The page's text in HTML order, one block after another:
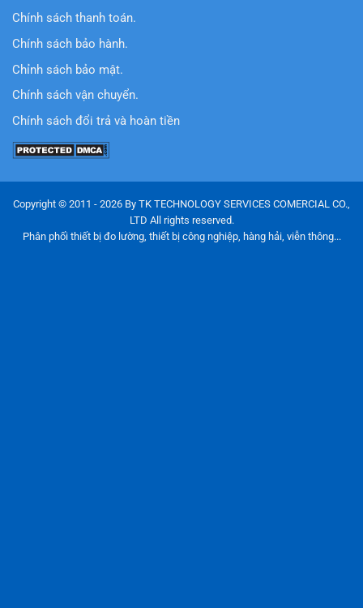
Chính sách thanh toán.
Chính sách bảo hành.
Chỉnh sách bảo mật.
Chính sách vận chuyển.
Chính sách đổi trả và hoàn tiền
Copyright © 2011 - 2026 By TK TECHNOLOGY SERVICES COMERCIAL CO.,
LTD All rights reserved.
Phân phối thiết bị đo lường, thiết bị công nghiệp, hàng hải, viễn thông...